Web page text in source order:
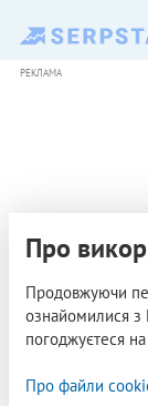
РЕКЛАМА
Про
Продовжуючи
ознайомилися з
погоджуєтеся
Про файли